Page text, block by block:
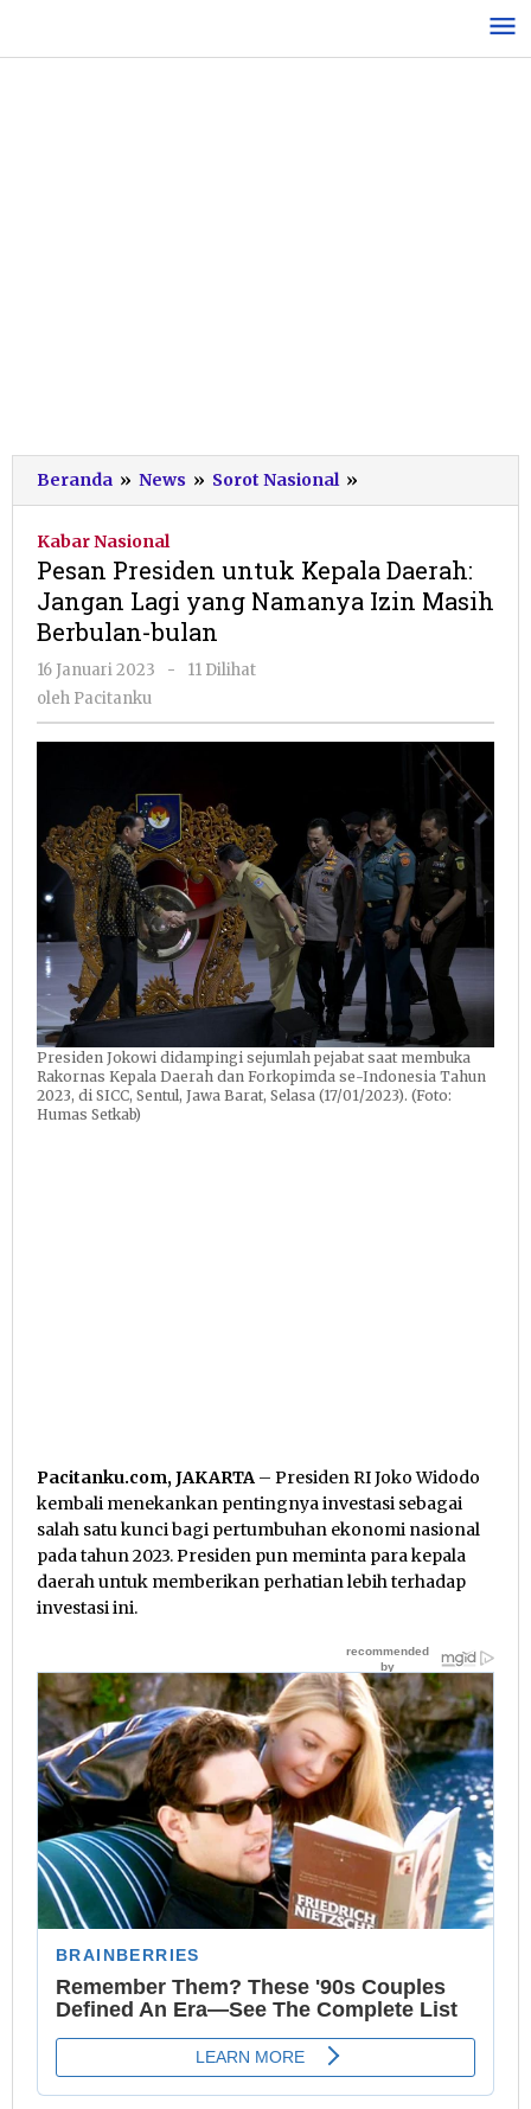
konten
Beranda » News » Sorot Nasional »
Presiden
Daerah:
Jangan
Masih
Berbulan-
Kabar Nasional
Pesan Presiden untuk Kepala Daerah:
Jangan Lagi yang Namanya Izin Masih
Berbulan-bulan
16 Januari 2023
oleh
-
11 Dilihat
oleh Pacitanku
Presiden Jokowi didampingi sejumlah pejabat saat membuka
Rakornas Kepala Daerah dan Forkopimda se-Indonesia Tahun
2023, di SICC, Sentul, Jawa Barat, Selasa (17/01/2023). (Foto:
Humas Setkab)
Pacitanku.com, JAKARTA – Presiden RI Joko Widodo
kembali menekankan pentingnya investasi sebagai
salah satu kunci bagi pertumbuhan ekonomi nasional
pada tahun 2023. Presiden pun meminta para kepala
daerah untuk memberikan perhatian lebih terhadap
investasi ini.